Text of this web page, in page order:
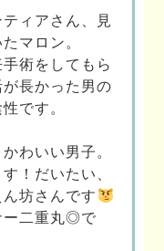
ィアさん、見
マロン。
術をしてもら
長かった男の
です。
わいい男子。
！だいたい、
坊さんです
ー二重丸◎で